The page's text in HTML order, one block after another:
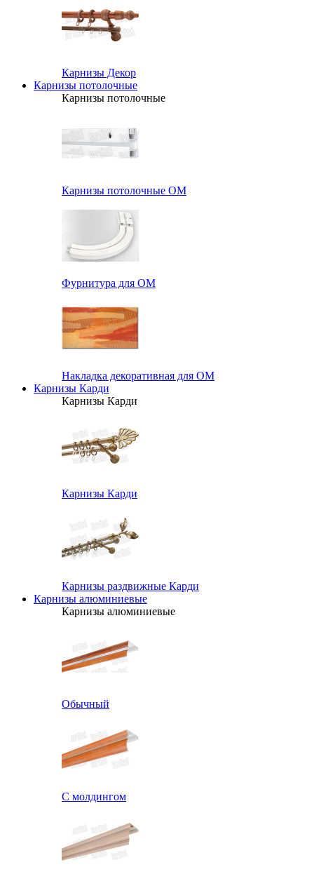
Карнизы Декор
Карнизы потолочные
Карнизы потолочные
Карнизы потолочные ОМ
Фурнитура для ОМ
Накладка декоративная для ОМ
Карнизы Карди
Карнизы Карди
Карнизы Карди
Карнизы раздвижные Карди
Карнизы алюминиевые
Карнизы алюминиевые
Обычный
С молдингом